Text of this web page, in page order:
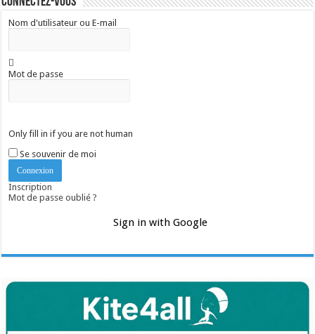
Nom d'utilisateur ou E-mail
Mot de passe
Only fill in if you are not human
Se souvenir de moi
Inscription
Mot de passe oublié ?
Sign in with Google